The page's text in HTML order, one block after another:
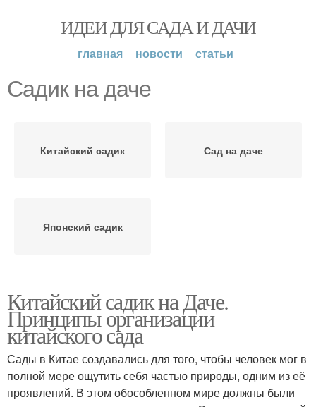
ИДЕИ ДЛЯ САДА И ДАЧИ
главная новости статьи
Садик на даче
Китайский садик Сад на даче
Японский садик
Китайский садик на Даче.
Принципы организации
китайского сада
Сады в Китае создавались для того, чтобы человек мог в
полной мере ощутить себя частью природы, одним из её
проявлений. В этом обособленном мире должны были